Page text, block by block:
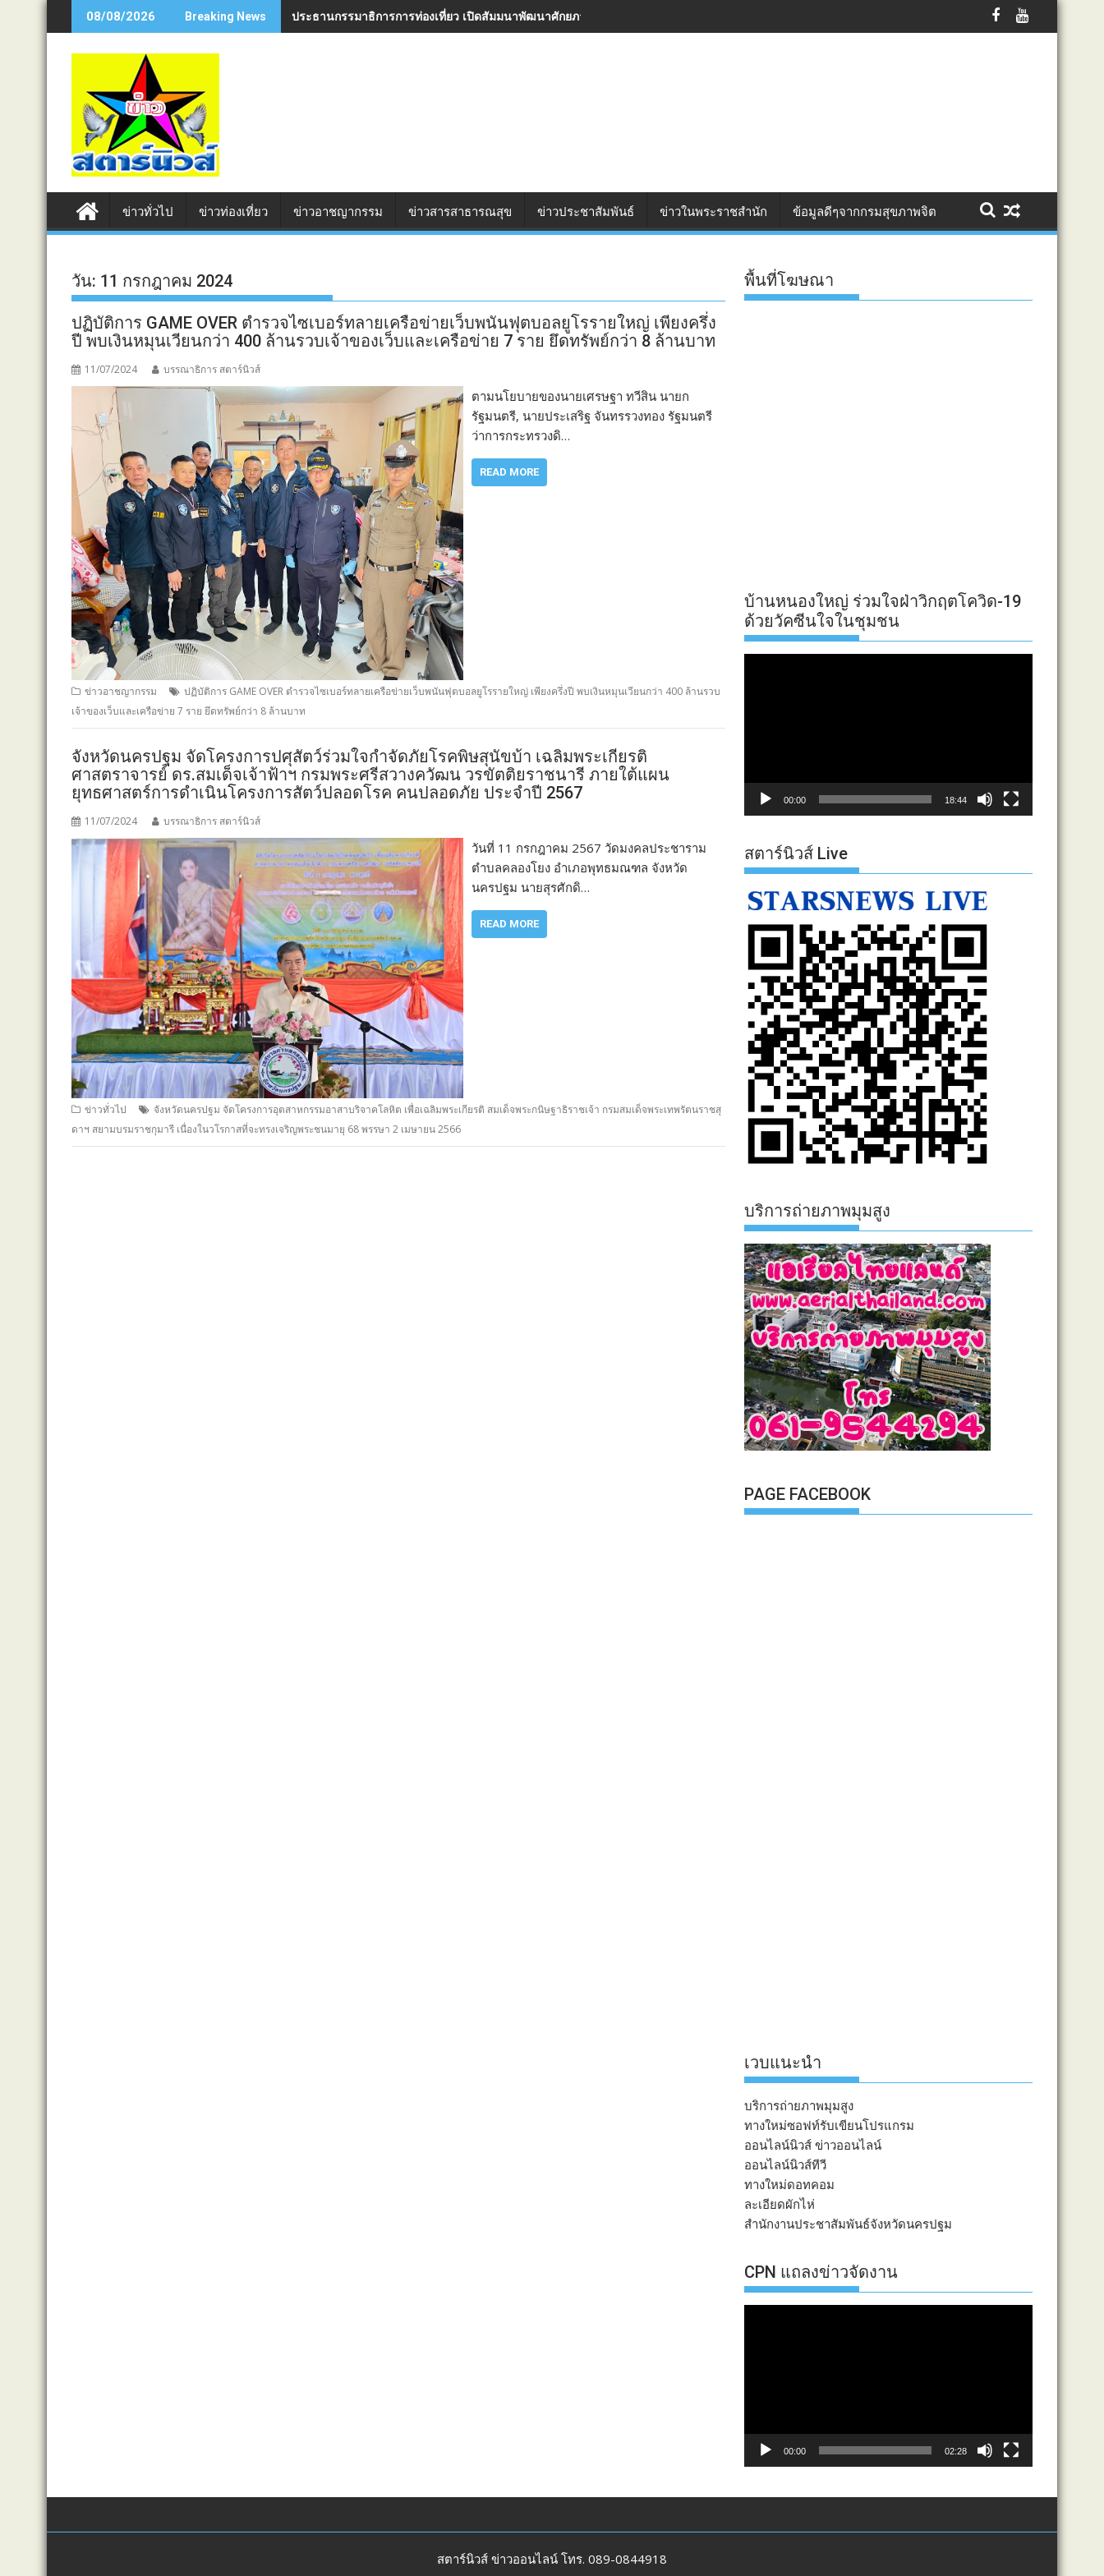
to
08/08/2026 Breaking News ประธานกรรมาธิการการท่องเที่ยว เปิดสัมมนาพัฒนาศักยภาพอาสาสมัครท่องเที่ยว มุ่งยกระดับแหล่งท่องเที่ยวเชิงวัฒนธรรมจังหวัดนครปฐมสู่การท่องเที่ยวคุณภาพอย่
ข่าวทั่วไป ข่าวท่องเที่ยว ข่าวอาชญากรรม ข่าวสารสาธารณสุข ข่าวประชาสัมพันธ์ ข่าวในพระราชสำนัก ข้อมูลดีๆจากกรมสุขภาพจิต
วัน: 11 กรกฎาคม 2024
ปฏิบัติการ GAME OVER ตำรวจไซเบอร์ทลายเครือข่ายเว็บพนันฟุตบอลยูโรรายใหญ่ เพียงครึ่ง
ปี พบเงินหมุนเวียนกว่า 400 ล้านรวบเจ้าของเว็บและเครือข่าย 7 ราย ยึดทรัพย์กว่า 8 ล้านบาท
11/07/2024 บรรณาธิการ สตาร์นิวส์
ตามนโยบายของนายเศรษฐา ทวีสิน นายก
รัฐมนตรี, นายประเสริฐ จันทรรวงทอง รัฐมนตรี
ว่าการกระทรวงดิ…
READ MORE
ข่าวอาชญากรรม
ปฏิบัติการ GAME OVER ตำรวจไซเบอร์ทลายเครือข่ายเว็บพนันฟุตบอลยูโรรายใหญ่ เพียงครึ่งปี พบเงินหมุนเวียนกว่า 400 ล้านรวบ
เจ้าของเว็บและเครือข่าย 7 ราย ยึดทรัพย์กว่า 8 ล้านบาท
จังหวัดนครปฐม จัดโครงการปศุสัตว์ร่วมใจกำจัดภัยโรคพิษสุนัขบ้า เฉลิมพระเกียรติ
ศาสตราจารย์ ดร.สมเด็จเจ้าฟ้าฯ กรมพระศรีสวางควัฒน วรขัตติยราชนารี ภายใต้แผน
ยุทธศาสตร์การดำเนินโครงการสัตว์ปลอดโรค คนปลอดภัย ประจำปี 2567
11/07/2024 บรรณาธิการ สตาร์นิวส์
วันที่ 11 กรกฎาคม 2567 วัดมงคลประชาราม
ตำบลคลองโยง อำเภอพุทธมณฑล จังหวัด
นครปฐม นายสุรศักดิ…
READ MORE
ข่าวทั่วไป
จังหวัดนครปฐม จัดโครงการอุตสาหกรรมอาสาบริจาคโลหิต เพื่อเฉลิมพระเกียรติ สมเด็จพระกนิษฐาธิราชเจ้า กรมสมเด็จพระเทพรัตนราชสุ
ดาฯ สยามบรมราชกุมารี เนื่องในวโรกาสที่จะทรงเจริญพระชนมายุ 68 พรรษา 2 เมษายน 2566
พื้นที่โฆษณา
บ้านหนองใหญ่ ร่วมใจฝ่าวิกฤตโควิด-19
ด้วยวัคซีนใจในชุมชน
00:00 18:44
สตาร์นิวส์ Live
บริการถ่ายภาพมุมสูง
PAGE FACEBOOK
เวบแนะนำ
บริการถ่ายภาพมุมสูง
ทางใหม่ซอฟท์รับเขียนโปรแกรม
ออนไลน์นิวส์ ข่าวออนไลน์
ออนไลน์นิวส์ทีวี
ทางใหม่ดอทคอม
ละเอียดผักไห่
สำนักงานประชาสัมพันธ์จังหวัดนครปฐม
CPN แถลงข่าวจัดงาน
00:00 02:28
สตาร์นิวส์ ข่าวออนไลน์ โทร. 089-0844918